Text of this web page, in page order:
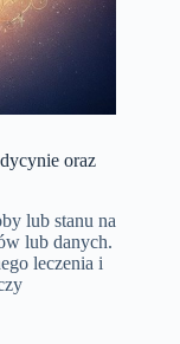
oraz
lub stanu na
lub danych.
leczenia i